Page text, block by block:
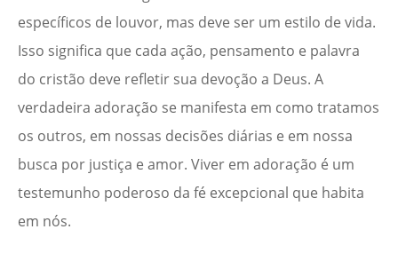
específicos de louvor, mas deve ser um estilo de vida.
Isso significa que cada ação, pensamento e palavra
do cristão deve refletir sua devoção a Deus. A
verdadeira adoração se manifesta em como tratamos
os outros, em nossas decisões diárias e em nossa
busca por justiça e amor. Viver em adoração é um
testemunho poderoso da fé excepcional que habita
em nós.